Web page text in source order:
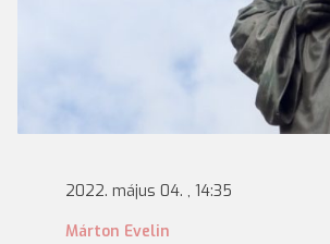
2022. május 04. , 14:35
Márton Evelin